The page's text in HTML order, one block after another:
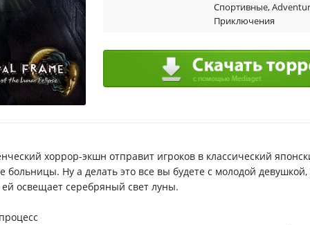
Спортивные,
Приключения
хоррор-экшн отправит игроков в классический
больницы. Ну а делать это все вы будете с молодой
освещает серебряный свет луны.